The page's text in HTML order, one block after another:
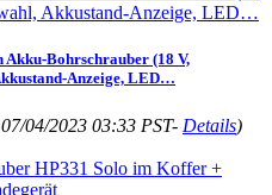
Akku-Bohrschrauber (18 V,
Anzeige, LED…
04/2023 03:33 PST- Details)